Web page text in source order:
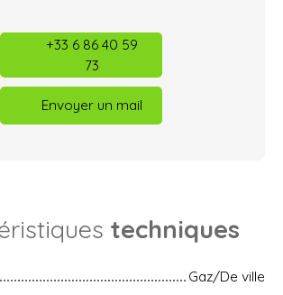
+33 6 86 40 59
73
Envoyer un mail
techniques
Gaz/De ville